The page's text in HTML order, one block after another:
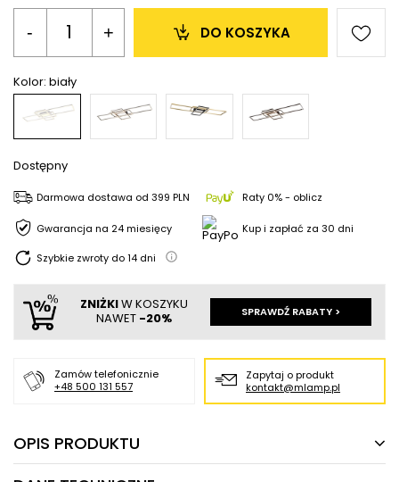
Kolor: biały
- + DO KOSZYKA
Dostępny
Darmowa dostawa od 399 PLN Raty 0% - oblicz
Gwarancja na 24 miesięcy Kup i zapłać za 30 dni
Szybkie zwroty do14 dni
ZNIŻKIW KOSZYKU
NAWET -20% SPRAWDŹ RABATY >
Zamów telefonicznie
+48 500 131 557
Zapytaj o produkt
kontakt@mlamp.pl
OPIS PRODUKTU